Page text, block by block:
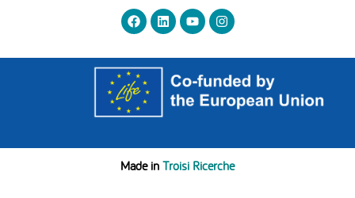
Made in Troisi Ricerche